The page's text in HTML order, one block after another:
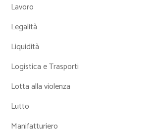
Lavoro
Legalità
Liquidità
Logistica e Trasporti
Lotta alla violenza
Lutto
Manifatturiero